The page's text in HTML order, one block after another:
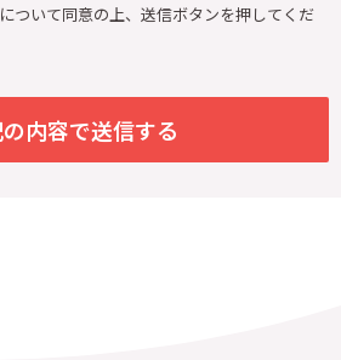
について同意の上、送信ボタンを押してくだ